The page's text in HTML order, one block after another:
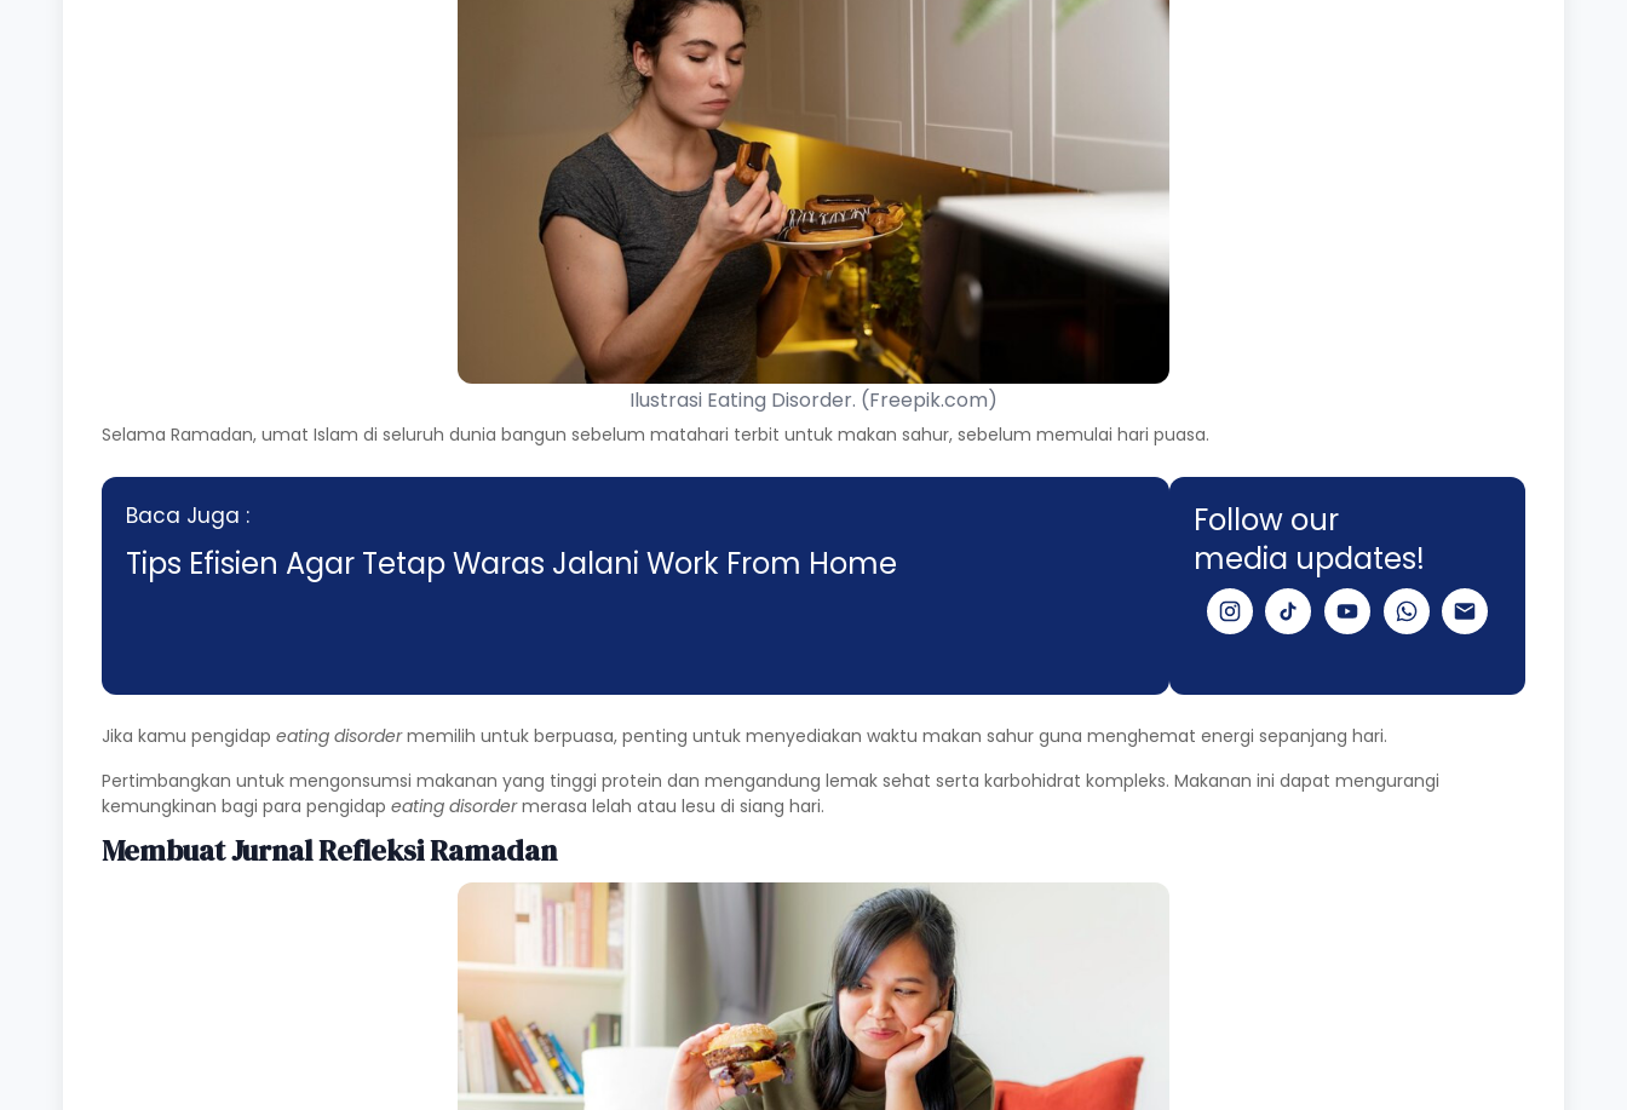
Ilustrasi Eating Disorder. (Freepik.com)
Selama Ramadan, umat Islam di seluruh dunia bangun sebelum matahari terbit untuk makan sahur, sebelum memulai hari puasa.
Baca Juga :
Tips Efisien Agar Tetap Waras Jalani Work From Home
Follow our
media updates!
Jika kamu pengidap eating disordermemilih untuk berpuasa, penting untuk menyediakan waktu makan sahur guna menghemat energi sepanjang hari.
Pertimbangkan untuk mengonsumsi makanan yang tinggi protein dan mengandung lemak sehat serta karbohidrat kompleks. Makanan ini dapat mengurangi
kemungkinan bagi para pengidap eating disordermerasa lelah atau lesu di siang hari.
Membuat Jurnal Refleksi Ramadan